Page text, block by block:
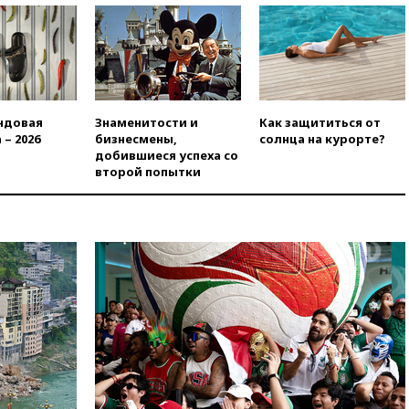
историка Артема Кирпиченка
арестовали в Израиле
вчера, 23:23«Спартак»
разгромил «Оренбург» в
Кубке России
вчера, 23:00 Пост Дмитриева в
X о миграционном кризисе в
Сеуте набрал миллион
вчера, 22:49Минпромторг:
производства телевизоров в
РФ
вчера, 22:35Семь грузовых
вагонов сошли с рельсов в
Оренбургской области
вчера, 22:22Минфин: в июле
выросли нефтегазовые
доходы российского бюджета
2026
Знаменитости и
бизнесмены,
добившиеся успеха со
второй попытки
Как защититься от
солнца на курорте?